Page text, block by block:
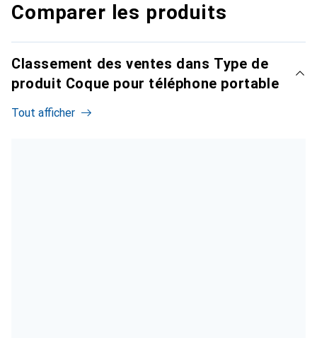
Comparer les produits
Classement des ventes dans Type de
produit Coque pour téléphone portable
Tout afficher